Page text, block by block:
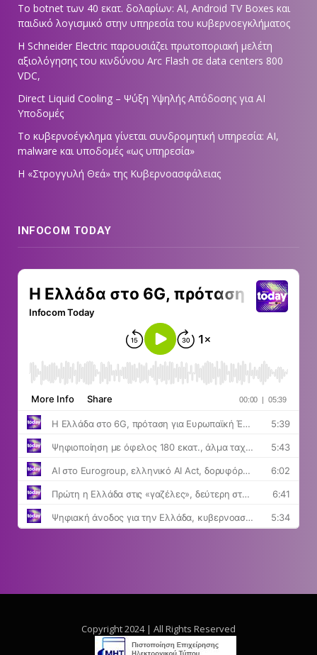
Το botnet των 40 εκατ. δολαρίων: AI, Android TV Boxes και
παιδικό λογισμικό στην υπηρεσία του κυβερνοεγκλήματος
Η Schneider Electric παρουσιάζει πρωτοποριακή μελέτη
αξιολόγησης του κινδύνου Arc Flash σε data centers 800
VDC,
Direct Liquid Cooling – Ψύξη Υψηλής Απόδοσης για AI
Υποδομές
Το κυβερνοέγκλημα γίνεται συνδρομητική υπηρεσία: AI,
malware και υποδομές «ως υπηρεσία»
Η «Στρογγυλή Θεά» της Κυβερνοασφάλειας
INFOCOM TODAY
Copyright 2024 | All Rights Reserved